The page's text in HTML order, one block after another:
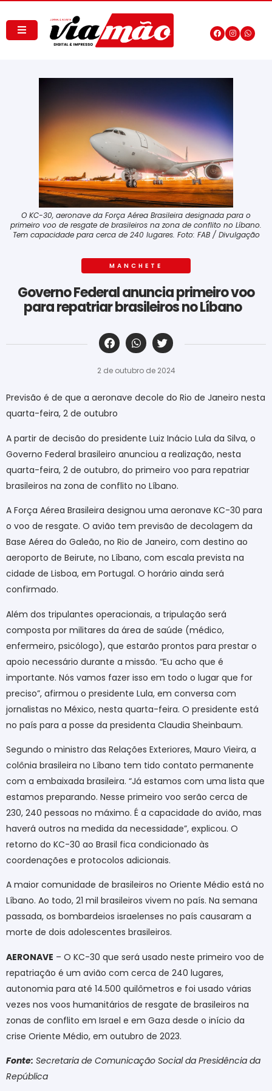
O KC-30, aeronave da Força Aérea Brasileira designada para o
primeiro voo de resgate de brasileiros na zona de conflito no Líbano.
Tem capacidade para cerca de 240 lugares. Foto: FAB / Divulgação
MANCHETE
Governo Federal anuncia primeiro voo
para repatriar brasileiros no Líbano
‎ ‎ ‎ ‎ ‎ ‎ ‎ ‎ ‎ ‎ ‎ ‎ ‎ ‎ ‎ ‎ ‎ ‎ ‎ ‎ ‎ ‎ ‎ ‎ ‎ ‎ ‎ ‎ ‎ ‎ ‎
2 de outubro de 2024
Previsão é de que a aeronave decole do Rio de Janeiro nesta
quarta-feira, 2 de outubro
A partir de decisão do presidente Luiz Inácio Lula da Silva, o
Governo Federal brasileiro anunciou a realização, nesta
quarta-feira, 2 de outubro, do primeiro voo para repatriar
brasileiros na zona de conflito no Líbano.
A Força Aérea Brasileira designou uma aeronave KC-30 para
o voo de resgate. O avião tem previsão de decolagem da
Base Aérea do Galeão, no Rio de Janeiro, com destino ao
aeroporto de Beirute, no Líbano, com escala prevista na
cidade de Lisboa, em Portugal. O horário ainda será
confirmado.
Além dos tripulantes operacionais, a tripulação será
composta por militares da área de saúde (médico,
enfermeiro, psicólogo), que estarão prontos para prestar o
apoio necessário durante a missão. “Eu acho que é
importante. Nós vamos fazer isso em todo o lugar que for
preciso”, afirmou o presidente Lula, em conversa com
jornalistas no México, nesta quarta-feira. O presidente está
no país para a posse da presidenta Claudia Sheinbaum.
Segundo o ministro das Relações Exteriores, Mauro Vieira, a
colônia brasileira no Líbano tem tido contato permanente
com a embaixada brasileira. “Já estamos com uma lista que
estamos preparando. Nesse primeiro voo serão cerca de
230, 240 pessoas no máximo. É a capacidade do avião, mas
haverá outros na medida da necessidade”, explicou. O
retorno do KC-30 ao Brasil fica condicionado às
coordenações e protocolos adicionais.
A maior comunidade de brasileiros no Oriente Médio está no
Líbano. Ao todo, 21 mil brasileiros vivem no país. Na semana
passada, os bombardeios israelenses no país causaram a
morte de dois adolescentes brasileiros.
AERONAVE – O KC-30 que será usado neste primeiro voo de
repatriação é um avião com cerca de 240 lugares,
autonomia para até 14.500 quilômetros e foi usado várias
vezes nos voos humanitários de resgate de brasileiros na
zonas de conflito em Israel e em Gaza desde o início da
crise Oriente Médio, em outubro de 2023.
Fonte: Secretaria de Comunicação Social da Presidência da
República